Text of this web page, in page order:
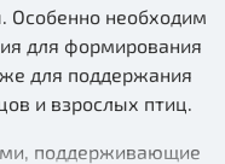
Особенно необходим
для формирования
для поддержания
и взрослых птиц.
поддерживающие